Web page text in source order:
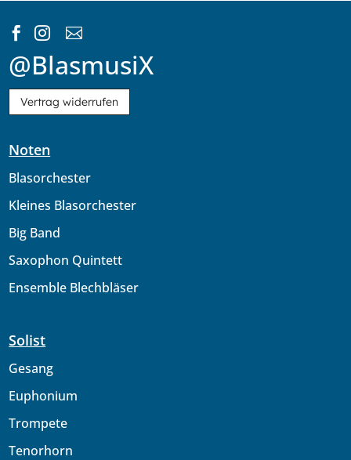
  
@BlasmusiX
Vertrag widerrufen
Noten
Blasorchester
Kleines Blasorchester
Big Band
Saxophon Quintett
Ensemble Blechbläser
Solist
Gesang
Euphonium
Trompete
Tenorhorn